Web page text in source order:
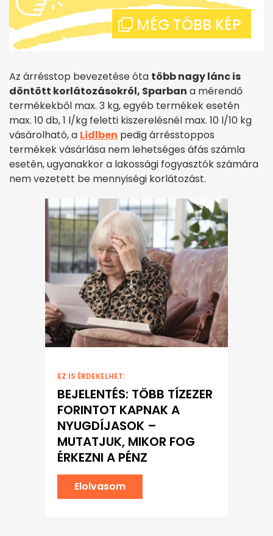
Az árrésstop bevezetése óta több nagy lánc is
döntött korlátozásokról, Sparban a mérendő
termékekből max. 3 kg, egyéb termékek esetén
max. 10 db, 1 l/kg feletti kiszerelésnél max. 10 l/10 kg
vásárolható, a Lidlben pedig árrésstoppos
termékek vásárlása nem lehetséges áfás számla
esetén, ugyanakkor a lakossági fogyasztók számára
nem vezetett be mennyiségi korlátozást.
EZ IS ÉRDEKELHET:
BEJELENTÉS: TÖBB TÍZEZER
FORINTOT KAPNAK A
NYUGDÍJASOK –
MUTATJUK, MIKOR FOG
ÉRKEZNI A PÉNZ
Elolvasom